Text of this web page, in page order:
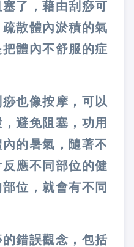
了，藉由刮痧可
散體內淤積的氣
體內不舒服的症
也像按摩，可以
避免阻塞，功用
的暑氣，隨著不
應不同部位的健
位，就會有不同
錯誤觀念，包括